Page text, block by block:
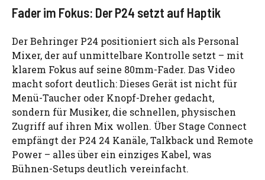
Fader im Fokus: Der P24 setzt auf Haptik
Der Behringer P24 positioniert sich als Personal
Mixer, der auf unmittelbare Kontrolle setzt – mit
klarem Fokus auf seine 80mm-Fader. Das Video
macht sofort deutlich: Dieses Gerät ist nicht für
Menü-Taucher oder Knopf-Dreher gedacht,
sondern für Musiker, die schnellen, physischen
Zugriff auf ihren Mix wollen. Über Stage Connect
empfängt der P24 24 Kanäle, Talkback und Remote
Power – alles über ein einziges Kabel, was
Bühnen-Setups deutlich vereinfacht.